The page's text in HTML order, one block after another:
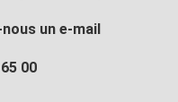
un e-mail
00